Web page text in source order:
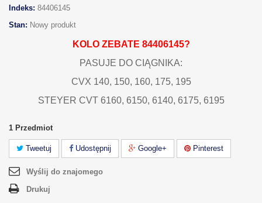
Indeks: 84406145
Stan: Nowy produkt
KOLO ZEBATE 84406145?
PASUJE DO CIĄGNIKA:
CVX 140, 150, 160, 175, 195
STEYER CVT 6160, 6150, 6140, 6175, 6195
1 Przedmiot
Tweetuj Udostępnij Google+ Pinterest
Wyślij do znajomego
Drukuj